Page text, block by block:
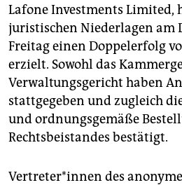
genossenschaft
epaper login
Lafone Investments Limited,
juristischen Niederlagen am
Freitag einen Doppelerfolg
erzielt. Sowohl das
Verwaltungsgericht haben
stattgegeben und zugleich
und ordnungsgemäße
Rechtsbeistandes bestätigt.
Ver­tre­te­r*in­nen des